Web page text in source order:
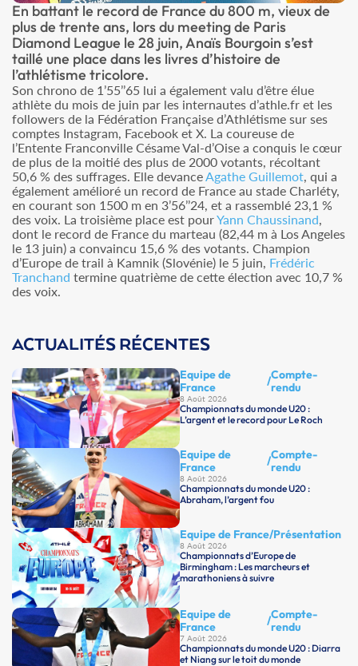
En battant le record de France du 800 m, vieux de
plus de trente ans, lors du meeting de Paris
Diamond League le 28 juin, Anaïs Bourgoin s’est
taillé une place dans les livres d’histoire de
l’athlétisme tricolore.
Son chrono de 1’55’’65 lui a également valu d’être élue
athlète du mois de juin par les internautes d’athle.fr et les
followers de la Fédération Française d’Athlétisme sur ses
comptes Instagram, Facebook et X. La coureuse de
l’Entente Franconville Césame Val-d’Oise a conquis le cœur
de plus de la moitié des plus de 2000 votants, récoltant
50,6 % des suffrages. Elle devance Agathe Guillemot , qui a
également amélioré un record de France au stade Charléty,
en courant son 1500 m en 3’56’’24, et a rassemblé 23,1 %
des voix. La troisième place est pourYann Chaussinand
dont le record de France du marteau (82,44 m à Los Angeles
le 13 juin) a convaincu 15,6 % des votants. Champion
d’Europe de trail à Kamnik (Slovénie) le 5 juin, Frédéric
Tranchand termine quatrième de cette élection avec 10,7 %
des voix.
ACTUALITÉS RÉCENTES
Equipe de
France
/Compte-
rendu
8 Août 2026
Championnats du monde U20 :
L’argent et le record pour Le Roch
Equipe de
France
/Compte-
rendu
8 Août 2026
Championnats du monde U20 :
Abraham, l’argent fou
Equipe de France/Présentation
8 Août 2026
Championnats d’Europe de
Birmingham : Les marcheurs et
marathoniens à suivre
Equipe de
France
/Compte-
rendu
7 Août 2026
Championnats du monde U20 : Diarra
et Niang sur le toit du monde